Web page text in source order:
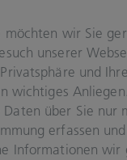
möch­ten wir Sie
un­se­rer
und
wich­ti­ges
Daten über Sie nur
er­fas­sen
In­for­ma­tio­nen wir